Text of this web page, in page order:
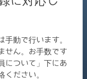
手動で行います。
せん。お手数です
について」下にあ
ください。